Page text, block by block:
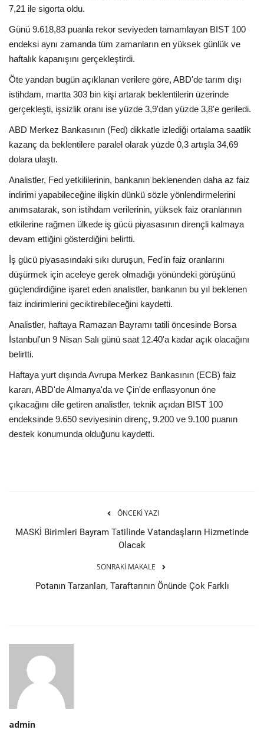
7,21 ile sigorta oldu.
Günü 9.618,83 puanla rekor seviyeden tamamlayan BIST 100
endeksi aynı zamanda tüm zamanların en yüksek günlük ve
haftalık kapanışını gerçekleştirdi.
Öte yandan bugün açıklanan verilere göre, ABD'de tarım dışı
istihdam, martta 303 bin kişi artarak beklentilerin üzerinde
gerçekleşti, işsizlik oranı ise yüzde 3,9'dan yüzde 3,8'e geriledi.
ABD Merkez Bankasının (Fed) dikkatle izlediği ortalama saatlik
kazanç da beklentilere paralel olarak yüzde 0,3 artışla 34,69
dolara ulaştı.
Analistler, Fed yetkililerinin, bankanın beklenenden daha az faiz
indirimi yapabileceğine ilişkin dünkü sözle yönlendirmelerini
anımsatarak, son istihdam verilerinin, yüksek faiz oranlarının
etkilerine rağmen ülkede iş gücü piyasasının dirençli kalmaya
devam ettiğini gösterdiğini belirtti.
İş gücü piyasasındaki sıkı duruşun, Fed'in faiz oranlarını
düşürmek için aceleye gerek olmadığı yönündeki görüşünü
güçlendirdiğine işaret eden analistler, bankanın bu yıl beklenen
faiz indirimlerini geciktirebileceğini kaydetti.
Analistler, haftaya Ramazan Bayramı tatili öncesinde Borsa
İstanbul'un 9 Nisan Salı günü saat 12.40'a kadar açık olacağını
belirtti.
Haftaya yurt dışında Avrupa Merkez Bankasının (ECB) faiz
kararı, ABD'de Almanya'da ve Çin'de enflasyonun öne
çıkacağını dile getiren analistler, teknik açıdan BIST 100
endeksinde 9.650 seviyesinin direnç, 9.200 ve 9.100 puanın
destek konumunda olduğunu kaydetti.
ÖNCEKI YAZI
MASKİ Birimleri Bayram Tatilinde Vatandaşların Hizmetinde
Olacak
SONRAKI MAKALE
Potanın Tarzanları, Taraftarının Önünde Çok Farklı
admin